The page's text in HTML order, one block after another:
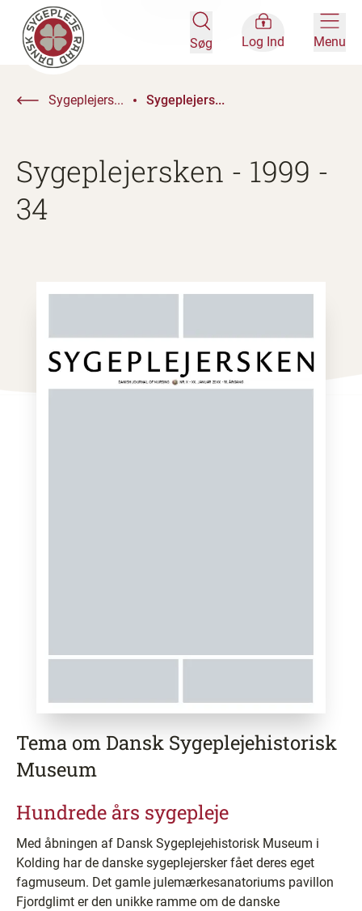
Søg Log Ind Menu
Sygeplejers... Sygeplejers...
Sygeplejersken - 1999 -
34
Tema om Dansk Sygeplejehistorisk
Museum
Hundrede års sygepleje
Med åbningen af Dansk Sygeplejehistorisk Museum i
Kolding har de danske sygeplejersker fået deres eget
fagmuseum. Det gamle julemærkesanatoriums pavillon
Fjordglimt er den unikke ramme om de danske